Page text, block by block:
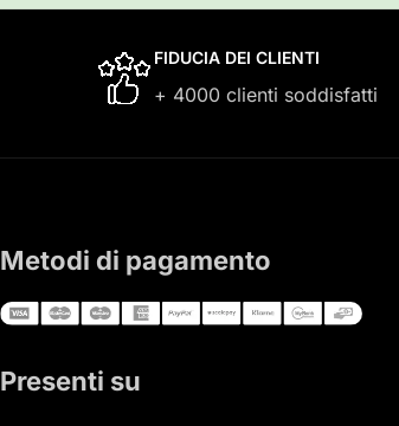
FIDUCIA DEI CLIENTI
+ 4000 clienti soddisfatti
Metodi di pagamento
Presenti su